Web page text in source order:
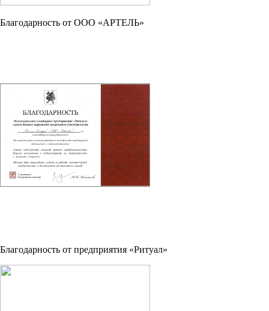
Благодарность от ООО «АРТЕЛЬ»
Благодарность от предприятия «Ритуал»